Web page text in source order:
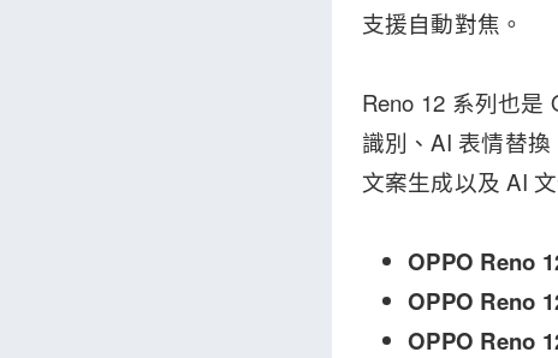
支援自動對焦。
Reno 12 系列也是
識別、AI 表情替
文案生成以及 AI
OPPO Reno
OPPO Reno
OPPO Reno